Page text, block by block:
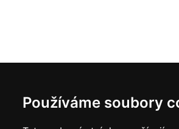
Používáme soubory